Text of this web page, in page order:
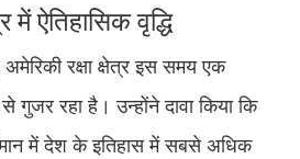
में ऐतिहासिक वृद्धि
रक्षा क्षेत्र इस समय एक
गुजर रहा है। उन्होंने दावा किया कि
में देश के इतिहास में सबसे अधिक